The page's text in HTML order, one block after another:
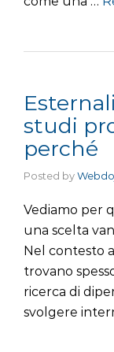
studi
perché
Posted by
Vediamo per
una scelta
Nel contesto
trovano
ricerca di
svolgere